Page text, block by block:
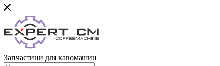
Запчастини для кавомашин